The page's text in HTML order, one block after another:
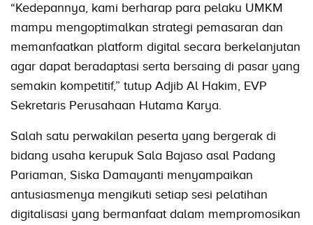
“Kedepannya, kami berharap para pelaku UMKM
mampu mengoptimalkan strategi pemasaran dan
memanfaatkan platform digital secara berkelanjutan
agar dapat beradaptasi serta bersaing di pasar yang
semakin kompetitif,” tutup Adjib Al Hakim, EVP
Sekretaris Perusahaan Hutama Karya.
Salah satu perwakilan peserta yang bergerak di
bidang usaha kerupuk Sala Bajaso asal Padang
Pariaman, Siska Damayanti menyampaikan
antusiasmenya mengikuti setiap sesi pelatihan
digitalisasi yang bermanfaat dalam mempromosikan